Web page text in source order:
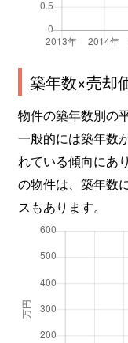
築年数×売却
物件の築年数別の
一般的には築年数
れている傾向にあ
の物件は、築年数
スもあります。